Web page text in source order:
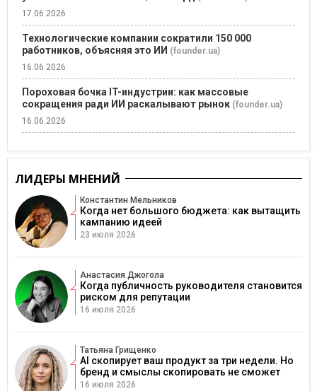
17.06.2026
Технологические компании сократили 150 000
работников, объясняя это ИИ (founder.ua)
16.06.2026
Пороховая бочка IT-индустрии: как массовые
сокращения ради ИИ раскалывают рынок (founder.ua)
16.06.2026
ЛИДЕРЫ МНЕНИЙ
Константин Мельников
Когда нет большого бюджета: как вытащить
кампанию идеей
23 июля 2026
Анастасия Джогола
Когда публичность руководителя становится
риском для репутации
16 июля 2026
Татьяна Грищенко
AI скопирует ваш продукт за три недели. Но
бренд и смыслы скопировать не сможет
16 июля 2026